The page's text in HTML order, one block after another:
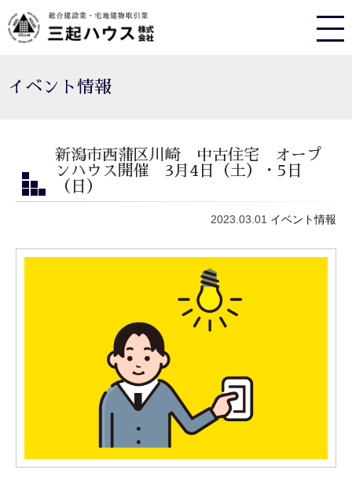
イベント情報
新潟市西蒲区川崎 中古住宅 オープ
ンハウス開催 3月4日（土）・5日
（日）
2023.03.01 イベント情報